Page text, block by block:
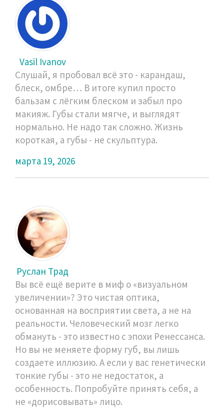
Vasil Ivanov
Слушай, я пробовал всё это - карандаш,
блеск, омбре… В итоге купил просто
бальзам с лёгким блеском и забыл про
макияж. Губы стали мягче, и выглядят
нормально. Не надо так сложно. Жизнь
короткая, а губы - не скульптура.
марта 19, 2026
Руслан Трад
Вы всё ещё верите в миф о «визуальном
увеличении»? Это чистая оптика,
основанная на восприятии света, а не на
реальности. Человеческий мозг легко
обмануть - это известно с эпохи Ренессанса.
Но вы не меняете форму губ, вы лишь
создаете иллюзию. А если у вас генетически
тонкие губы - это не недостаток, а
особенность. Попробуйте принять себя, а
не «дорисовывать» лицо.